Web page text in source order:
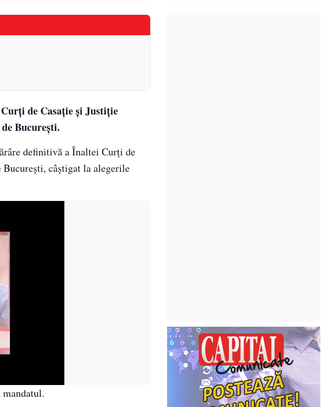
de Casație și Justiție
București.
definitivă a Înaltei Curți de
București, câștigat la alegerile
mandatul.